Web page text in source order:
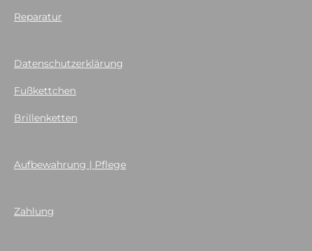
Reparatur
Datenschutzerklärung
Fußkettchen
Brillenketten
Aufbewahrung | Pflege
Zahlung